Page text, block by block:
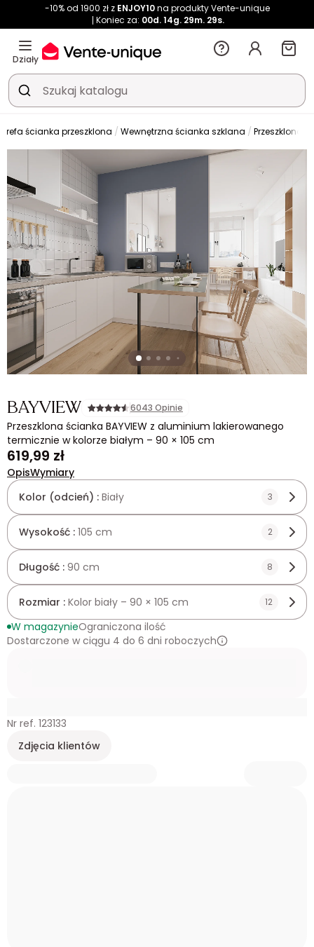
-10% od 1900 zł z ENJOY10na produkty Vente-unique
Koniec za: 00d.14g. 29m. 29s.
Działy
ścianka przeszklona Wewnętrzna ścianka szklana Przeszklona
BAYVIEW 6043 Opinie
Przeszklona ścianka BAYVIEW z aluminium lakierowanego
termicznie w kolorze białym – 90 × 105 cm
619,99 zł
OpisWymiary
Kolor (odcień) : Biały 3
Wysokość : 105 cm 2
Długość : 90 cm 8
Rozmiar : Kolor biały – 90 × 105 cm 12
W magazynieOgraniczona ilość
Dostarczone w ciągu 4 do 6 dni roboczych
Nr ref. 123133
Zdjęcia klientów